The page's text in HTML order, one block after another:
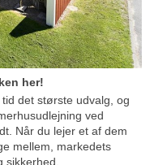
her!
det største udvalg, og
ved
Når du lejer et af dem
mellem, markedets
sikkerhed.